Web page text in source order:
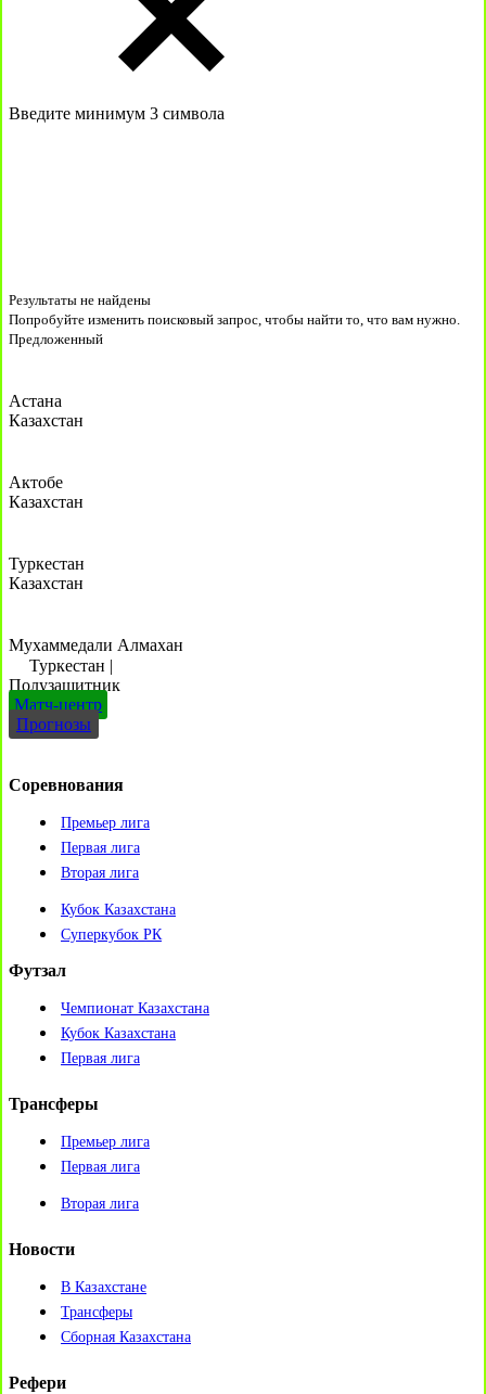
Введите минимум 3 символа
Результаты не найдены
Попробуйте изменить поисковый запрос, чтобы найти то, что вам нужно.
Предложенный
Астана
Казахстан
Актобе
Казахстан
Туркестан
Казахстан
Мухаммедали Алмахан
Туркестан |
Полузащитник
Матч-центр
Прогнозы
Соревнования
Премьер лига
Первая лига
Вторая лига
Кубок Казахстана
Суперкубок РК
Футзал
Чемпионат Казахстана
Кубок Казахстана
Первая лига
Трансферы
Премьер лига
Первая лига
Вторая лига
Новости
В Казахстане
Трансферы
Сборная Казахстана
Рефери